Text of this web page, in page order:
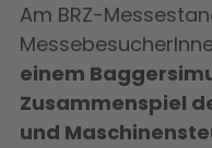
Am BRZ-
einem
Zusammenspiel
und